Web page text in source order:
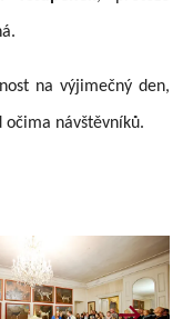
na výjimečný den,
návštěvníků.